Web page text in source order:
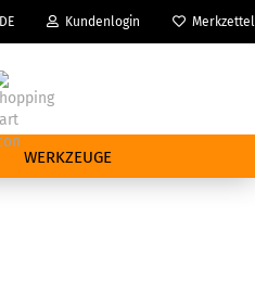
DE Kundenlogin Merkzettel
WERKZEUGE